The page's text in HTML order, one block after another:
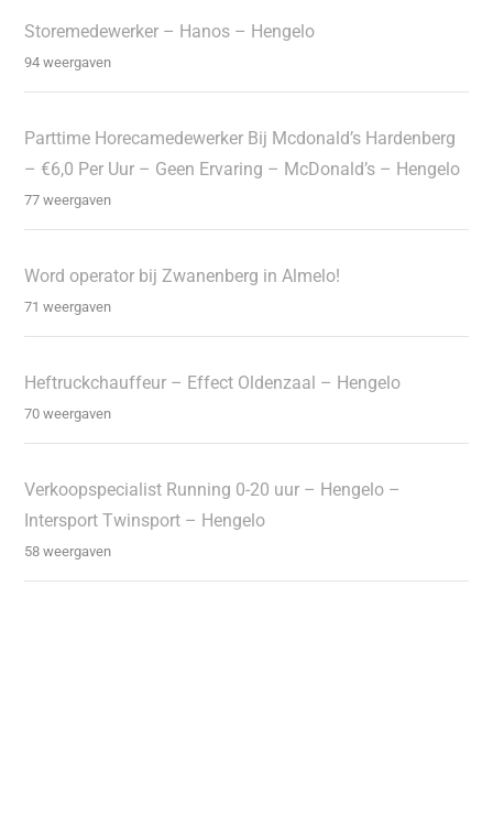
Storemedewerker – Hanos – Hengelo
94 weergaven
Parttime Horecamedewerker Bij Mcdonald’s Hardenberg
– €6,0 Per Uur – Geen Ervaring – McDonald’s – Hengelo
77 weergaven
Word operator bij Zwanenberg in Almelo!
71 weergaven
Heftruckchauffeur – Effect Oldenzaal – Hengelo
70 weergaven
Verkoopspecialist Running 0-20 uur – Hengelo –
Intersport Twinsport – Hengelo
58 weergaven